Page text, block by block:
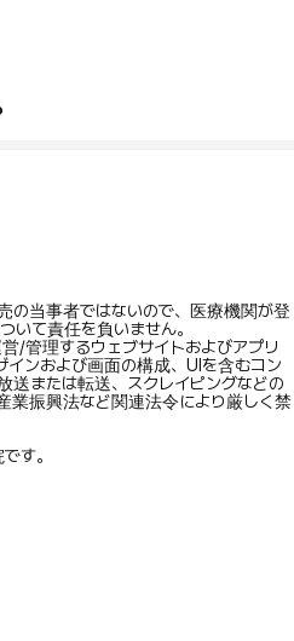
の当事者ではないので、医療機関が登
いて責任を負いません。
/管理するウェブサイトおよびアプリ
ンおよび画面の構成、UIを含むコン
送または転送、スクレイピングなどの
業振興法など関連法令により厳しく禁
す。